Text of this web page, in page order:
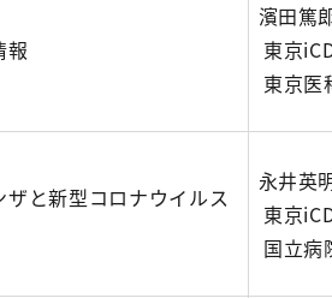
報
濱田篤
東京
東京
と新型コロナウイルス
永井英
東京
国立